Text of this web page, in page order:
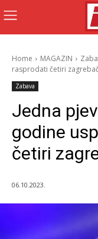
Home MAGAZIN
rasprodati četiri
Zabava
Jedna
godine
četiri
06.10.2023.